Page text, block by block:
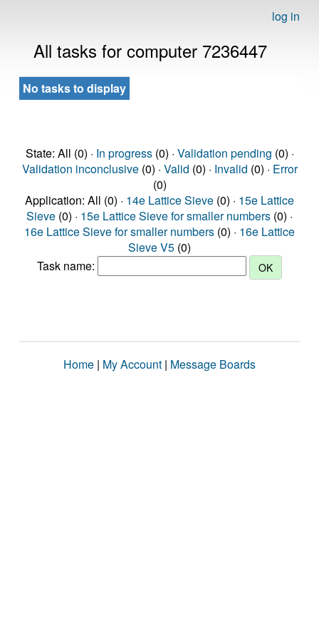
log in
All tasks for computer 7236447
No tasks to display
State: All (0) · In progress(0) · Validation pending (0) ·
Validation inconclusive(0) · Valid (0) · Invalid (0) · Error
(0)
Application: All (0) · 14e Lattice Sieve (0) · 15e Lattice
Sieve (0) · 15e Lattice Sieve for smaller numbers (0) ·
16e Lattice Sieve for smaller numbers (0) · 16e Lattice
Sieve V5 (0)
Task name:
Home | My Account | Message Boards